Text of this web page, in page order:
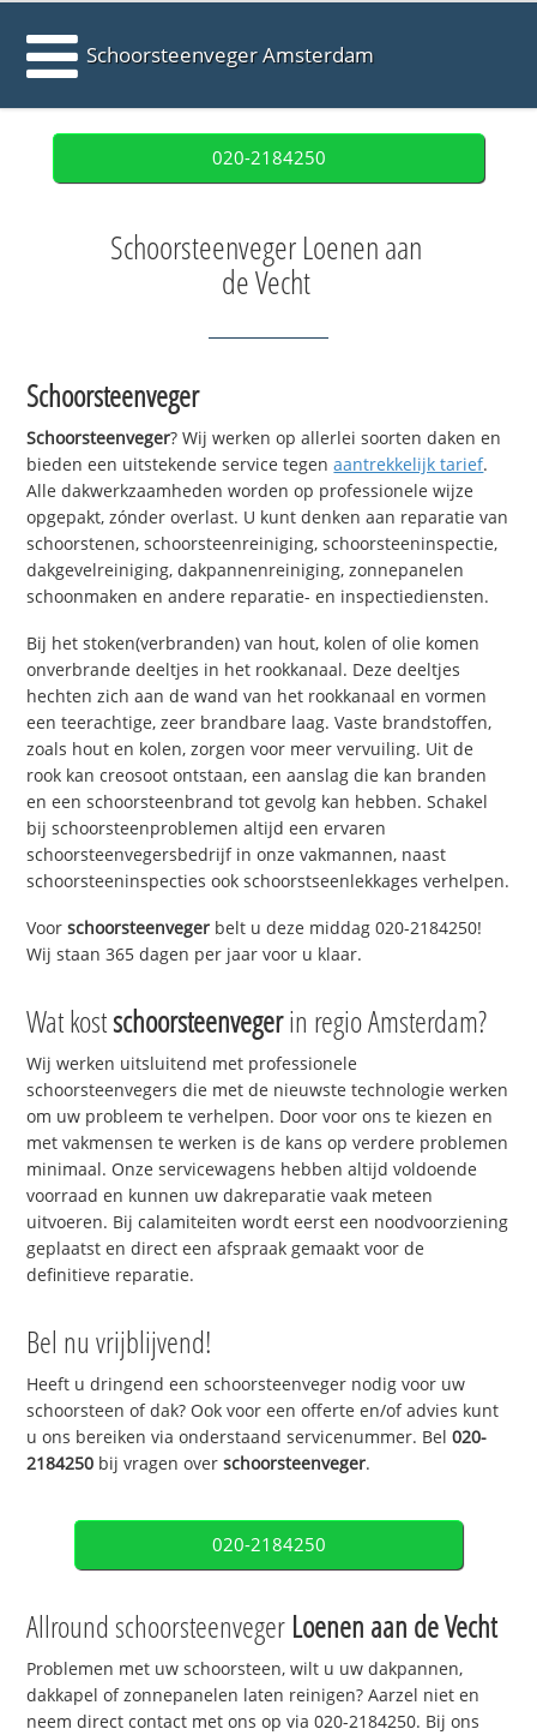
Schoorsteenveger Amsterdam
020-2184250
Schoorsteenveger Loenen aan
de Vecht
Schoorsteenveger
Schoorsteenveger? Wij werken op allerlei soorten daken en
bieden een uitstekende service tegenaantrekkelijk tarief.
Alle dakwerkzaamheden worden op professionele wijze
opgepakt, zónder overlast. U kunt denken aan reparatie van
schoorstenen, schoorsteenreiniging, schoorsteeninspectie,
dakgevelreiniging, dakpannenreiniging, zonnepanelen
schoonmaken en andere reparatie- en inspectiediensten.
Bij het stoken(verbranden) van hout, kolen of olie komen
onverbrande deeltjes in het rookkanaal. Deze deeltjes
hechten zich aan de wand van het rookkanaal en vormen
een teerachtige, zeer brandbare laag. Vaste brandstoffen,
zoals hout en kolen, zorgen voor meer vervuiling. Uit de
rook kan creosoot ontstaan, een aanslag die kan branden
en een schoorsteenbrand tot gevolg kan hebben. Schakel
bij schoorsteenproblemen altijd een ervaren
schoorsteenvegersbedrijf in onze vakmannen, naast
schoorsteeninspecties ook schoorstseenlekkages verhelpen.
Voorschoorsteenveger belt u deze middag 020-2184250!
Wij staan 365 dagen per jaar voor u klaar.
Wat kostschoorsteenvegerin regio Amsterdam?
Wij werken uitsluitend met professionele
schoorsteenvegers die met de nieuwste technologie werken
om uw probleem te verhelpen. Door voor ons te kiezen en
met vakmensen te werken is de kans op verdere problemen
minimaal. Onze servicewagens hebben altijd voldoende
voorraad en kunnen uw dakreparatie vaak meteen
uitvoeren. Bij calamiteiten wordt eerst een noodvoorziening
geplaatst en direct een afspraak gemaakt voor de
definitieve reparatie.
Bel nu vrijblijvend!
Heeft u dringend een schoorsteenveger nodig voor uw
schoorsteen of dak? Ook voor een offerte en/of advies kunt
u ons bereiken via onderstaand servicenummer. Bel020-
2184250 bij vragen overschoorsteenveger.
020-2184250
Allround schoorsteenveger Loenen aan de Vecht
Problemen met uw schoorsteen, wilt u uw dakpannen,
dakkapel of zonnepanelen laten reinigen? Aarzel niet en
neem direct contact met ons op via 020-2184250. Bij ons